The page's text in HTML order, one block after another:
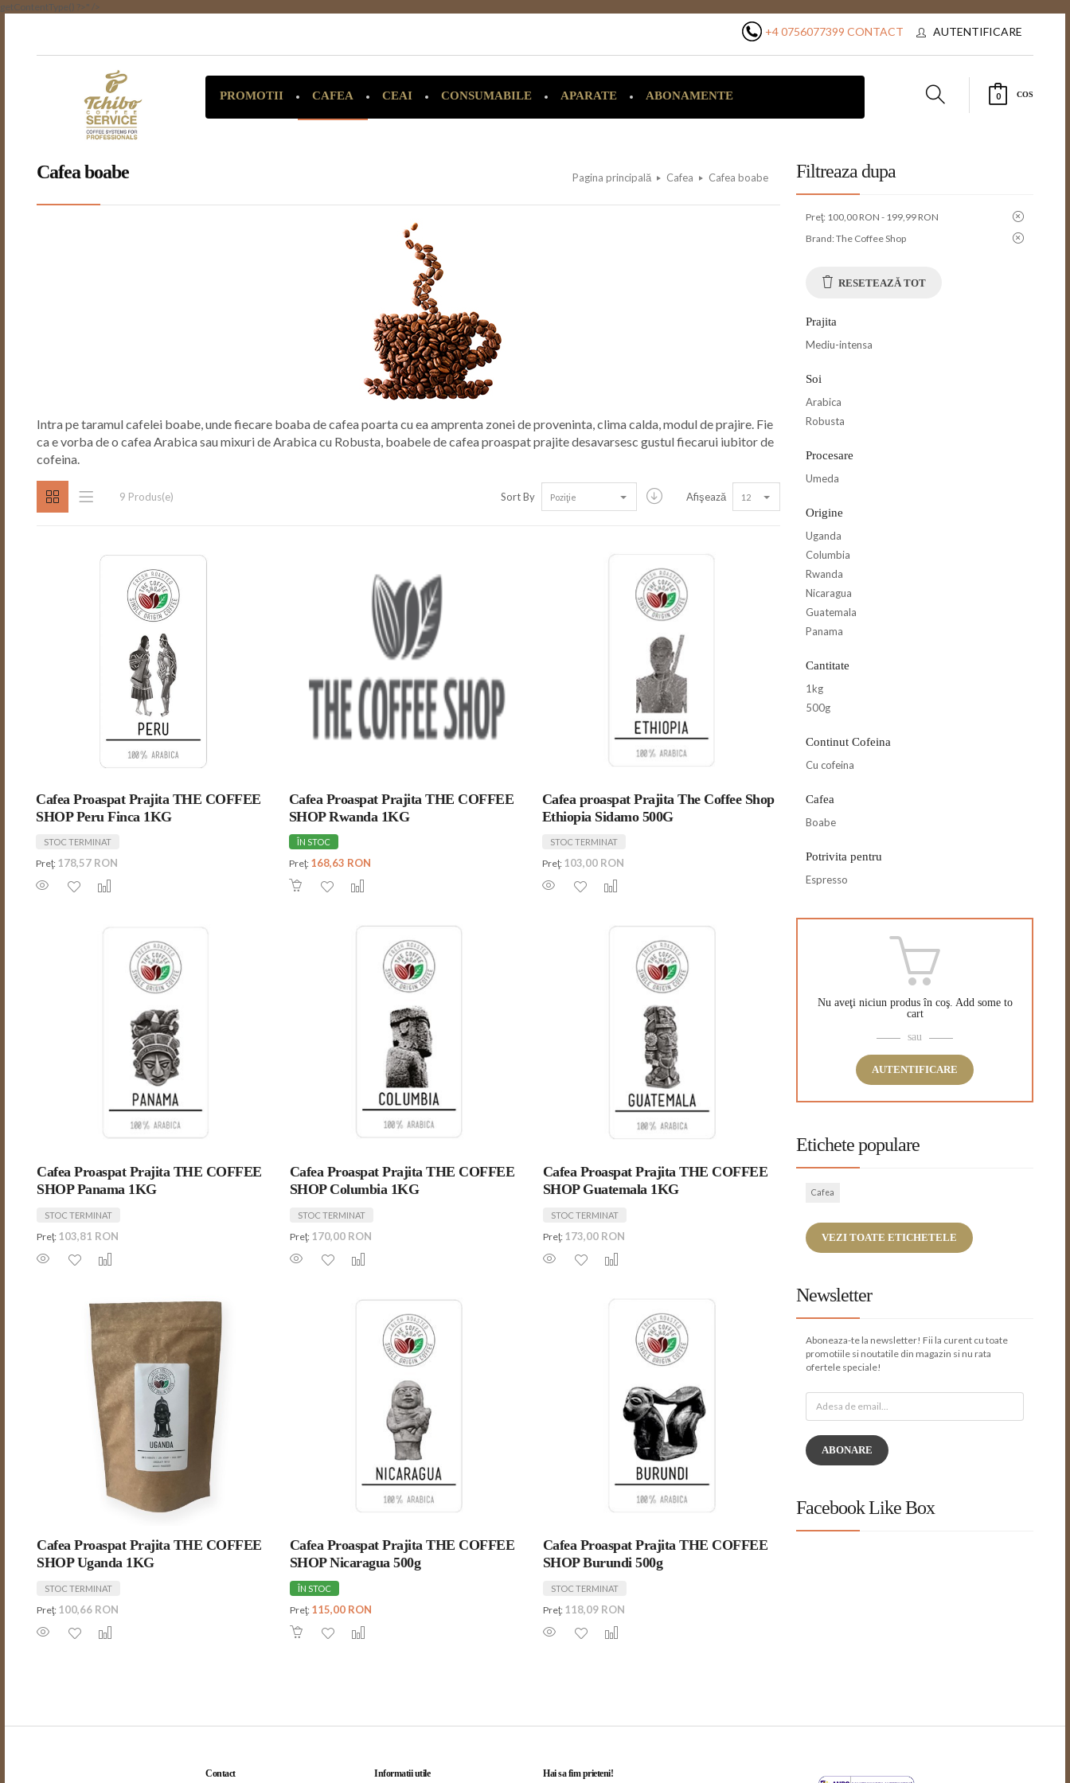
getContentType() ?>" />
+4 0756077399 CONTACT AUTENTIFICARE
PROMOTII CAFEA CEAI CONSUMABILE APARATE ABONAMENTE 0 COS
Cafea boabe Pagina principală Cafea Cafea boabe
Intra pe taramul cafelei boabe, unde fiecare boaba de cafea poarta cu ea amprenta zonei de proveninta, clima calda, modul de prajire. Fie
ca e vorba de o cafea Arabica sau mixuri de Arabica cu Robusta, boabele de cafea proaspat prajite desavarsesc gustul fiecarui iubitor de
cofeina.
9 Produs(e) Afişează 12
Sort By Poziţie
Cafea Proaspat Prajita THE COFFEE
SHOP Peru Finca 1KG
STOC TERMINAT
Preţ: 178,57 RON
Cafea Proaspat Prajita THE COFFEE
SHOP Rwanda 1KG
ÎN STOC
Preţ: 168,63 RON
Cafea proaspat Prajita The Coffee Shop
Ethiopia Sidamo 500G
STOC TERMINAT
Preţ: 103,00 RON
Cafea Proaspat Prajita THE COFFEE
SHOP Panama 1KG
STOC TERMINAT
Preţ: 103,81 RON
Cafea Proaspat Prajita THE COFFEE
SHOP Columbia 1KG
STOC TERMINAT
Preţ: 170,00 RON
Cafea Proaspat Prajita THE COFFEE
SHOP Guatemala 1KG
STOC TERMINAT
Preţ: 173,00 RON
Cafea Proaspat Prajita THE COFFEE
SHOP Uganda 1KG
STOC TERMINAT
Preţ: 100,66 RON
Cafea Proaspat Prajita THE COFFEE
SHOP Nicaragua 500g
ÎN STOC
Preţ: 115,00 RON
Cafea Proaspat Prajita THE COFFEE
SHOP Burundi 500g
STOC TERMINAT
Preţ: 118,09 RON
Filtreaza dupa
Preţ: 100,00 RON - 199,99 RON
Brand: The Coffee Shop
RESETEAZĂ TOT
Prajita
Mediu-intensa
Soi
Arabica
Robusta
Procesare
Umeda
Origine
Uganda
Columbia
Rwanda
Nicaragua
Guatemala
Panama
Cantitate
1kg
500g
Continut Cofeina
Cu cofeina
Cafea
Boabe
Potrivita pentru
Espresso
Nu aveţi niciun produs în coş. Add some to
cart
sau
AUTENTIFICARE
Etichete populare
Cafea
VEZI TOATE ETICHETELE
Newsletter
Aboneaza-te la newsletter! Fii la curent cu toate
promotiile si noutatile din magazin si nu rata
ofertele speciale!
ABONARE
Facebook Like Box
Contact Informatii utile Hai sa fim prieteni!